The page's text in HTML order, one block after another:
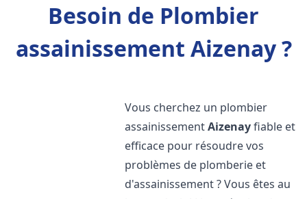
Besoin de Plombier
assainissement Aizenay ?
Vous cherchez un plombier
assainissementAizenayfiable et
efficace pour résoudre vos
problèmes de plomberie et
d'assainissement ? Vous êtes au